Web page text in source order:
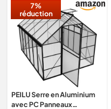
7%
réduction
PEILU Serre en Aluminium
avec PC Panneaux